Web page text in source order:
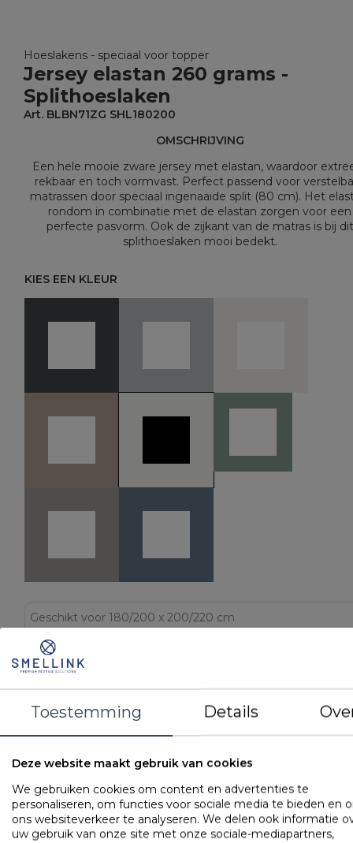
Hoeslakens - speciaal voor topper
Jersey elastan 260 grams -
Splithoeslaken
Art. BLBN71ZG SHL180200
OMSCHRIJVING
Een hele mooie zware jersey met elastan, waardoor
rekbaar en toch vormvast. Perfect passend voor
matrassen door speciaal ingenaaide split (80 cm). Het
rondom in combinatie met de elastan zorgen voor een
perfecte pasvorm. Ook de zijkant van de matras is bij dit
splithoeslaken mooi bedekt.
KIES EEN KLEUR
LOGIN VOOR PRIJS STEL EEN VRAAG
EAN
8721073212771
Artikelnummer
BLBN71ZG SHL180200
Merk
Bonnanotte
Kleur
Zachtgroen
Toestemming Details
Deze website maakt gebruik van cookies
We gebruiken cookies om content en advertenties te
personaliseren, om functies voor sociale media te bieden en
ons websiteverkeer te analyseren. We delen ook informatie
uw gebruik van onze site met onze sociale-mediapartners,